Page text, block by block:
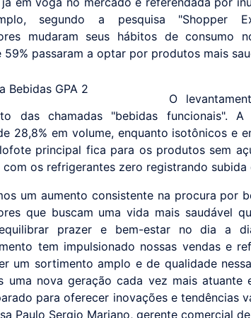
segundo a pesquisa "Shopper
mudaram seus hábitos de consumo
59% passaram a optar por produtos mais
O
das chamadas "bebidas funcionais".
28,8% em volume, enquanto isotônicos e
principal fica para os produtos sem
com os refrigerantes zero registrando subida
um aumento consistente na procura por
que buscam uma vida mais saudável
prazer e bem-estar no dia a
tem impulsionado nossas vendas e
um sortimento amplo e de qualidade
uma nova geração cada vez mais atuante
para oferecer inovações e tendências
Paulo Sergio Mariano, gerente comercial